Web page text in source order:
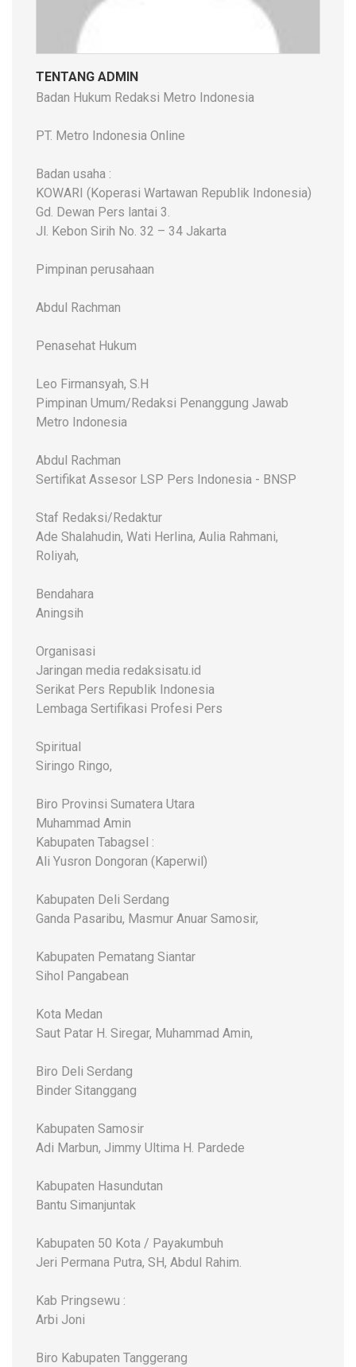
TENTANG ADMIN
Badan Hukum Redaksi Metro Indonesia
PT. Metro Indonesia Online
Badan usaha :
KOWARI (Koperasi Wartawan Republik Indonesia)
Gd. Dewan Pers lantai 3.
Jl. Kebon Sirih No. 32 – 34 Jakarta
Pimpinan perusahaan
Abdul Rachman
Penasehat Hukum
Leo Firmansyah, S.H
Pimpinan Umum/Redaksi Penanggung Jawab
Metro Indonesia
Abdul Rachman
Sertifikat Assesor LSP Pers Indonesia - BNSP
Staf Redaksi/Redaktur
Ade Shalahudin, Wati Herlina, Aulia Rahmani,
Roliyah,
Bendahara
Aningsih
Organisasi
Jaringan media redaksisatu.id
Serikat Pers Republik Indonesia
Lembaga Sertifikasi Profesi Pers
Spiritual
Siringo Ringo,
Biro Provinsi Sumatera Utara
Muhammad Amin
Kabupaten Tabagsel :
Ali Yusron Dongoran (Kaperwil)
Kabupaten Deli Serdang
Ganda Pasaribu, Masmur Anuar Samosir,
Kabupaten Pematang Siantar
Sihol Pangabean
Kota Medan
Saut Patar H. Siregar, Muhammad Amin,
Biro Deli Serdang
Binder Sitanggang
Kabupaten Samosir
Adi Marbun, Jimmy Ultima H. Pardede
Kabupaten Hasundutan
Bantu Simanjuntak
Kabupaten 50 Kota / Payakumbuh
Jeri Permana Putra, SH, Abdul Rahim.
Kab Pringsewu :
Arbi Joni
Biro Kabupaten Tanggerang